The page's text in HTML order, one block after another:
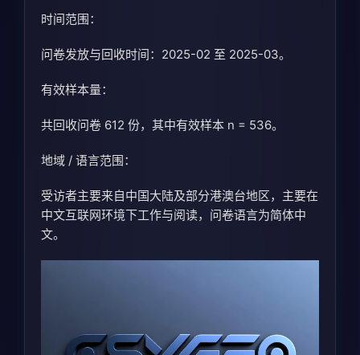
时间范围：
问卷发放与回收时间：2025-02 至 2025-03。
有效样本量：
共回收问卷 612 份，其中有效样本 n = 536。
地域 / 语言范围：
受访者主要来自中国大陆及部分港澳台地区，主要在
中文互联网环境下工作与阅读，问卷语言为简体中
文。